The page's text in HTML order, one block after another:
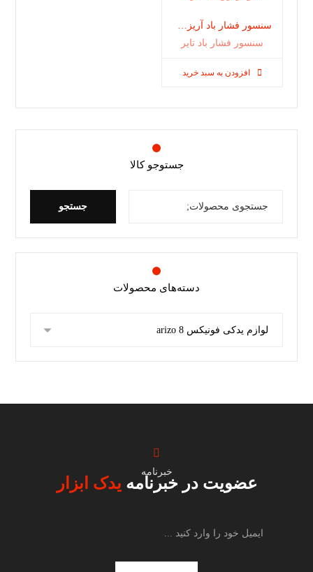
سنسور فشار باد آریزو ٨ و آریزو ٨ هیبرید
سنسور فشار باد تایر
افزودن به سبد خرید
جستوجو کالا
جستجو
دسته‌های محصولات
خبرنامه
عضویت در خبرنامه یدک ابزار